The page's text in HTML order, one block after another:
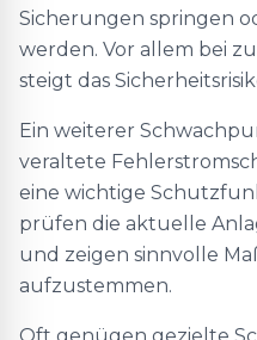
Sicherungen springen
werden. Vor allem bei
steigt das
Ein weiterer
veraltete
eine wichtige
prüfen die aktuelle
und zeigen sinnvolle
aufzustemmen.